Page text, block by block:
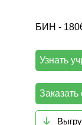
БИН -
Узнать
Заказать